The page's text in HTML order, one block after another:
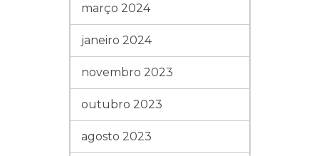
março 2024
janeiro 2024
novembro 2023
outubro 2023
agosto 2023